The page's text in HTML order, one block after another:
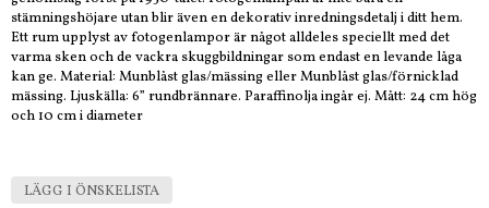
stämningshöjare utan blir även en dekorativ inredningsdetalj i ditt hem.
Ett rum upplyst av fotogenlampor är något alldeles speciellt med det
varma sken och de vackra skuggbildningar som endast en levande låga
kan ge. Material: Munblåst glas/mässing eller Munblåst glas/förnicklad
mässing. Ljuskälla: 6” rundbrännare. Paraffinolja ingår ej. Mått: 24 cm hög
och 10 cm i diameter
LÄGG I ÖNSKELISTA